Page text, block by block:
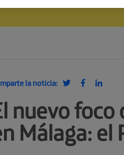
la noticia:
nuevo
Málaga: el